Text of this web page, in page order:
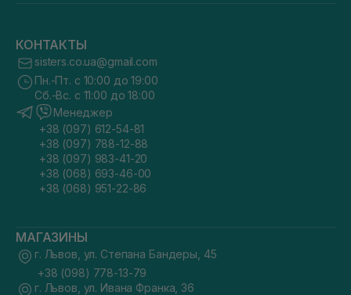
КОНТАКТЫ
sisters.co.ua@gmail.com
Пн.-Пт. с 10:00 до 19:00
Сб.-Вс. с 11:00 до 18:00
Менеджер
+38 (097) 612-54-81
+38 (097) 788-12-88
+38 (097) 983-41-20
+38 (068) 693-46-00
+38 (068) 951-22-86
МАГАЗИНЫ
г. Львов, ул. Степана Бандеры, 45
+38 (098) 778-13-79
г. Львов, ул. Ивана Франка, 36